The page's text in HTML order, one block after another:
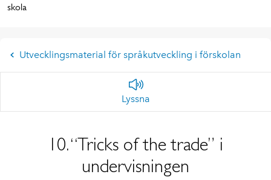
skola
Utvecklingsmaterial för språkutveckling i förskolan
Lyssna
10. “Tricks of the trade” i
undervisningen